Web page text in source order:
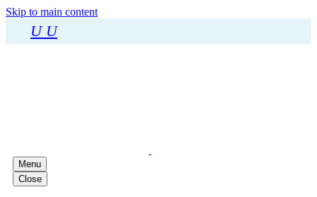
Skip to main content
U U
Menu
Close